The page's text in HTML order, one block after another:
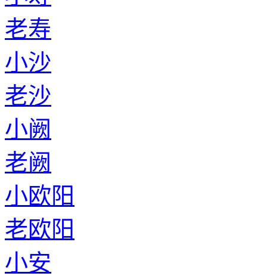
老寿
小沙
老沙
小阙
老阙
小欧阳
老欧阳
小安